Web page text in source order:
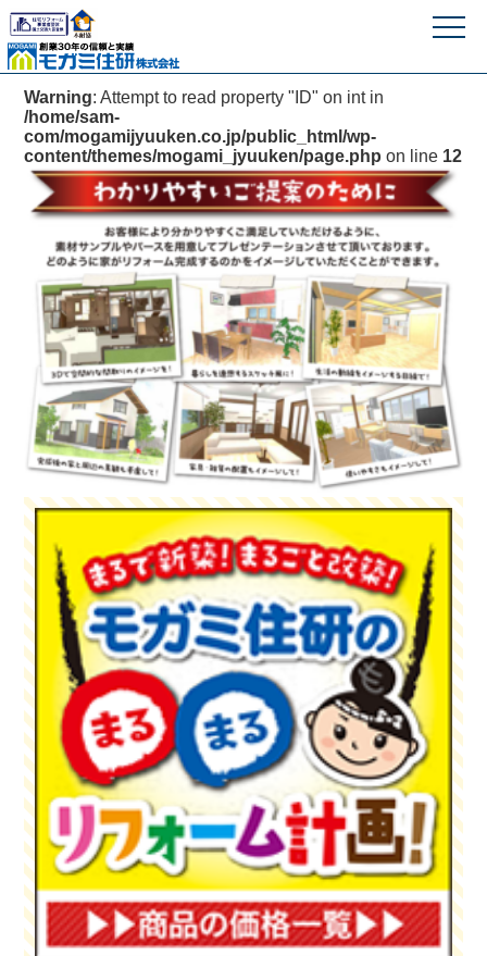
モガミ住研株式
Warning: Attempt to read property "ID" on int in
/home/sam-
com/mogamijyuuken.co.jp/public_html/wp-
content/themes/mogami_jyuuken/page.php on line 12